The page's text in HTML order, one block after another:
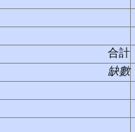
合計
缺數